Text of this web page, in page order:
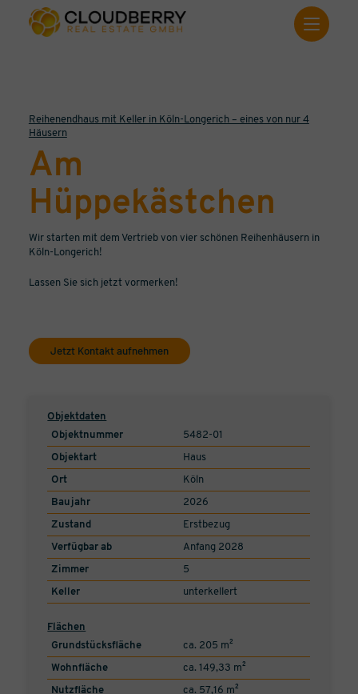
Reihenendhaus mit Keller in Köln-Longerich – eines von nur 4
Häusern
Am
Hüppekästchen
Wir starten mit dem Vertrieb von vier schönen Reihenhäusern in
Köln-Longerich!
Lassen Sie sich jetzt vormerken!
Jetzt Kontakt aufnehmen
Objektdaten
Objektnummer
5482-01
Objektart Haus
Ort Köln
Baujahr 2026
Zustand Erstbezug
Verfügbar ab Anfang 2028
Zimmer 5
Keller unterkellert
Flächen
Grundstücksfläche
ca. 205 m²
Wohnfläche ca. 149,33 m²
Nutzfläche ca. 57,16 m²